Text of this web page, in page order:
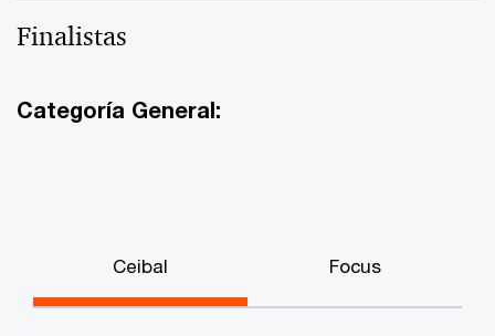
Finalistas
Categoría General:
Ceibal Focus